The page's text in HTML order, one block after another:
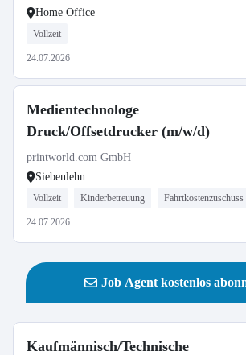
Home Office
Vollzeit
24.07.2026
Medientechnologe
Druck/Offsetdrucker (m/w/d)
printworld.com GmbH
Siebenlehn
Vollzeit Kinderbetreuung Fahrtkostenzuschuss
24.07.2026
Job Agent kostenlos
Kaufmännisch/Technische